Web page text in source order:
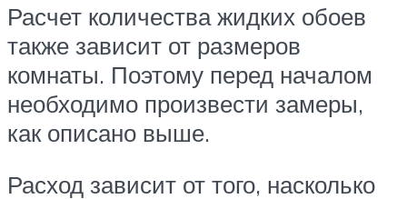
Расчет количества жидких обоев
также зависит от размеров
комнаты. Поэтому перед началом
необходимо произвести замеры,
как описано выше.
Расход зависит от того, насколько